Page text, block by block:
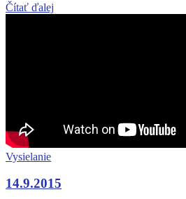
Čítať ďalej
Vysielanie
14.9.2015